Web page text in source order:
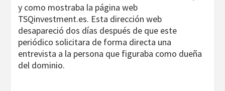
y como mostraba la página web
TSQinvestment.es. Esta dirección web
desapareció dos días después de que este
periódico solicitara de forma directa una
entrevista a la persona que figuraba como dueña
del dominio.